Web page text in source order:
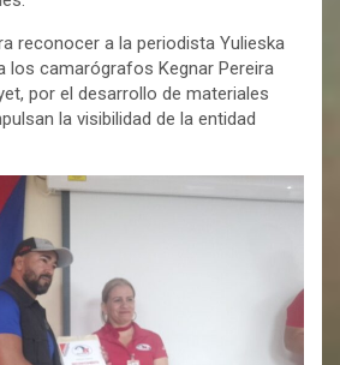
reconocer a la periodista Yulieska
los camarógrafos Kegnar Pereira
por el desarrollo de materiales
la visibilidad de la entidad